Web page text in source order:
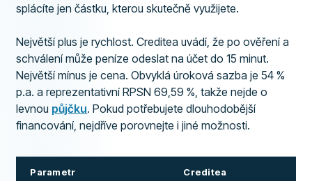
splácíte jen částku, kterou skutečně využijete.
Největší plus je rychlost. Creditea uvádí, že po ověření a
schválení může peníze odeslat na účet do 15 minut.
Největší mínus je cena. Obvyklá úroková sazba je 54 %
p.a. a reprezentativní RPSN 69,59 %, takže nejde o
levnou půjčku. Pokud potřebujete dlouhodobější
financování, nejdříve porovnejte i jiné možnosti.
Parametr Creditea